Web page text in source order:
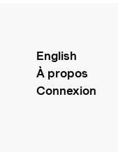
English
À propos
Connexion